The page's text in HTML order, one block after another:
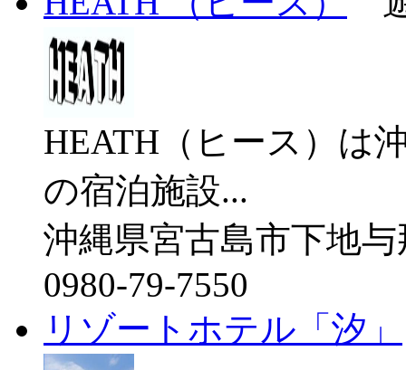
HEATH（ヒース）は
の宿泊施設...
沖縄県宮古島市下地
0980-79-7550
リゾートホテル「汐」